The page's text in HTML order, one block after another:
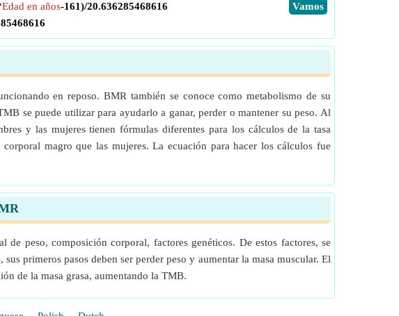
​Vamos
Edad en años-161)/20.636285468616
en reposo. BMR también se conoce como metabolismo de su
se puede utilizar para ayudarlo a ganar, perder o mantener su peso. Al
y las mujeres tienen fórmulas diferentes para los cálculos de la tasa
magro que las mujeres. La ecuación para hacer los cálculos fue
peso, composición corporal, factores genéticos. De estos factores, se
primeros pasos deben ser perder peso y aumentar la masa muscular. El
de la masa grasa, aumentando la TMB.